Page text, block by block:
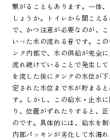
繋がることもあります。一体
しょうか。トイレから聞こえ
で、かつ注意が必要なのが、
いった水の流れる音です。こ
ンク内部で、水の供給が完全
流れ続けていることで発生し
を流した後にタンクの水位が
定された水位まで水が貯まる
す。しかし、この給水・止水
り、位置がずれたりすると、
のです。具体的には、給水を
内部パッキンが劣化して水漏